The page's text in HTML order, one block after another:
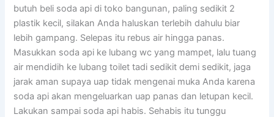
butuh beli soda api di toko bangunan, paling sedikit 2
plastik kecil, silakan Anda haluskan terlebih dahulu biar
lebih gampang. Selepas itu rebus air hingga panas.
Masukkan soda api ke lubang wc yang mampet, lalu tuang
air mendidih ke lubang toilet tadi sedikit demi sedikit, jaga
jarak aman supaya uap tidak mengenai muka Anda karena
soda api akan mengeluarkan uap panas dan letupan kecil.
Lakukan sampai soda api habis. Sehabis itu tunggu